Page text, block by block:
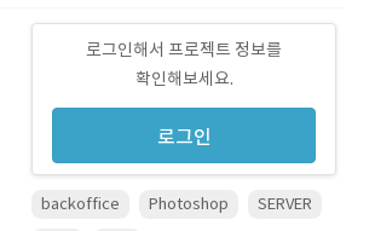
로그인해서 프로젝트 정보를
확인해보세요.
로그인
backoffice Photoshop
SERVER